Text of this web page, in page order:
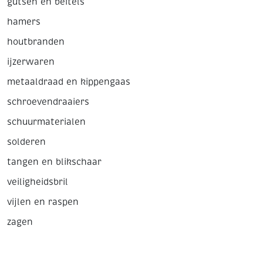
hamers
houtbranden
ijzerwaren
metaaldraad en kippengaas
schroevendraaiers
schuurmaterialen
solderen
tangen en blikschaar
veiligheidsbril
vijlen en raspen
zagen